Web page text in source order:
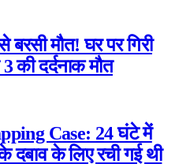
मौत! घर पर गिरी
की दर्दनाक मौत
Case: 24 घंटे में
दबाव के लिए रची गई थी